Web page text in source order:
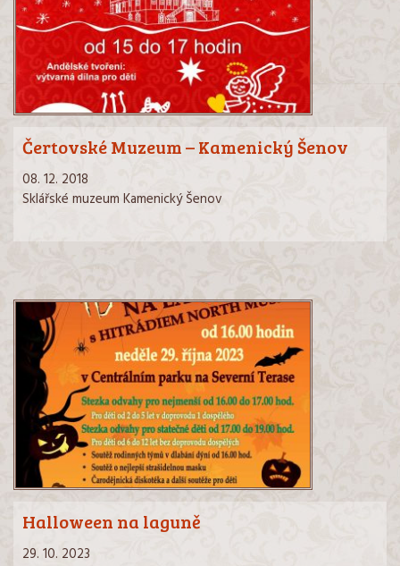
Čertovské Muzeum – Kamenický Šenov
08. 12. 2018
Sklářské muzeum Kamenický Šenov
Halloween na laguně
29. 10. 2023